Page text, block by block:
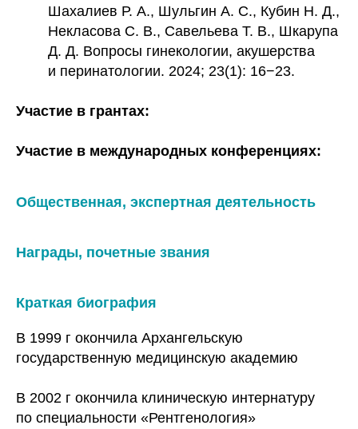
Шахалиев Р. А., Шульгин А. С., Кубин Н. Д.,
Некласова С. В., Савельева Т. В., Шкарупа
Д. Д. Вопросы гинекологии, акушерства
и перинатологии. 2024; 23(1): 16−23.
Участие в грантах:
Участие в международных конференциях:
Общественная, экспертная деятельность
Награды, почетные звания
Краткая биография
В 1999 г окончила Архангельскую
государственную медицинскую академию
В 2002 г окончила клиническую интернатуру
по специальности «Рентгенология»